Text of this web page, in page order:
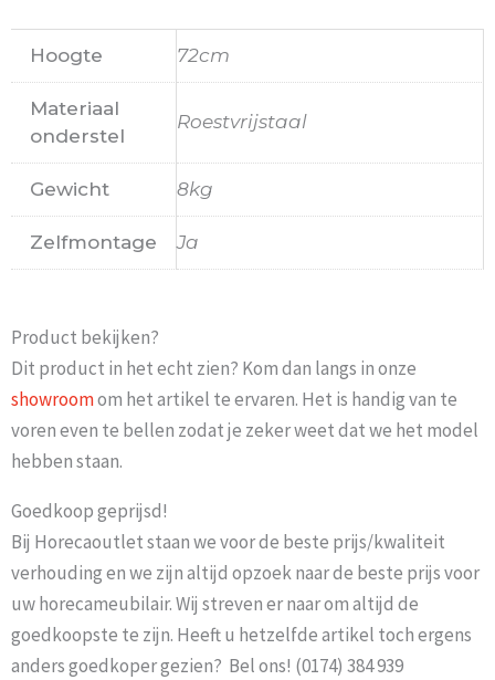
Hoogte 72cm
Materiaal
onderstel
Roestvrijstaal
Gewicht 8kg
Zelfmontage Ja
Product bekijken?
Dit product in het echt zien? Kom dan langs in onze
showroomom het artikel te ervaren. Het is handig van te
voren even te bellen zodat je zeker weet dat we het model
hebben staan.
Goedkoop geprijsd!
Bij Horecaoutlet staan we voor de beste prijs/kwaliteit
verhouding en we zijn altijd opzoek naar de beste prijs voor
uw horecameubilair. Wij streven er naar om altijd de
goedkoopste te zijn. Heeft u hetzelfde artikel toch ergens
anders goedkoper gezien? Bel ons! (0174) 384 939